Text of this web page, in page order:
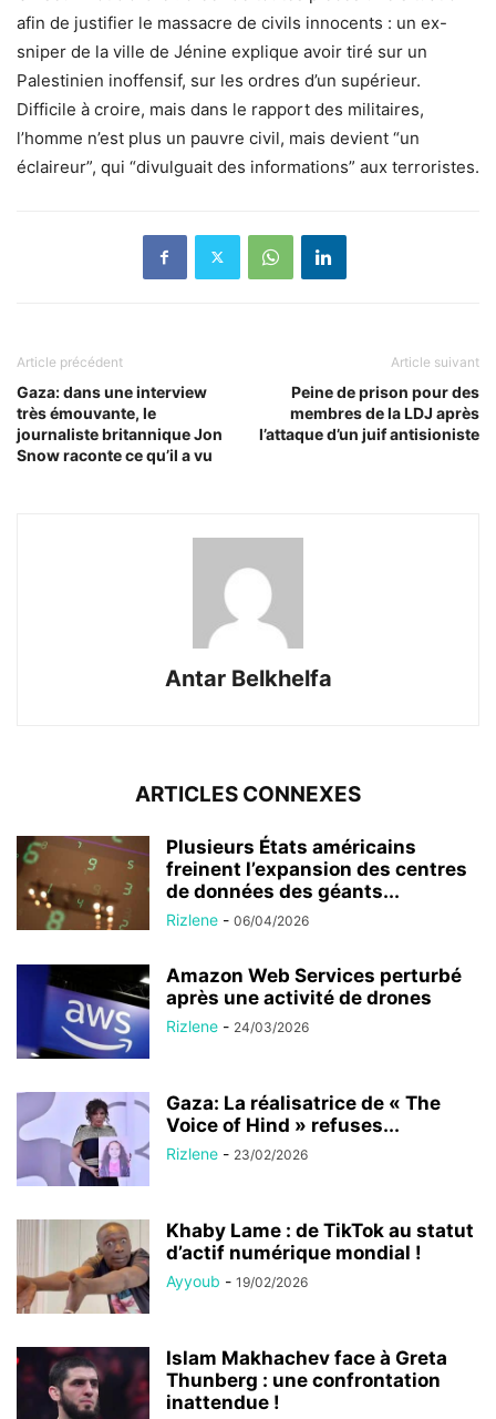
afin de justifier le massacre de civils innocents : un ex-
sniper de la ville de Jénine explique avoir tiré sur un
Palestinien inoffensif, sur les ordres d’un supérieur.
Difficile à croire, mais dans le rapport des militaires,
l’homme n’est plus un pauvre civil, mais devient “un
éclaireur”, qui “divulguait des informations” aux terroristes.
Article précédent
Gaza: dans une interview
très émouvante, le
journaliste britannique Jon
Snow raconte ce qu’il a vu
Article suivant
Peine de prison pour des
membres de la LDJ après
l’attaque d’un juif antisioniste
Antar Belkhelfa
ARTICLES CONNEXES
Plusieurs États américains
freinent l’expansion des centres
de données des géants...
Rizlene - 06/04/2026
Amazon Web Services perturbé
après une activité de drones
Rizlene - 24/03/2026
Gaza: La réalisatrice de « The
Voice of Hind » refuses...
Rizlene - 23/02/2026
Khaby Lame : de TikTok au statut
d’actif numérique mondial !
Ayyoub - 19/02/2026
Islam Makhachev face à Greta
Thunberg : une confrontation
inattendue !